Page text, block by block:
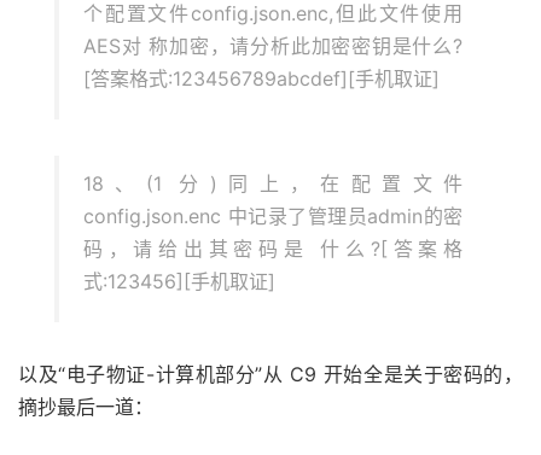
个配置文件config.json.enc,但此文件使用
AES对 称加密，请分析此加密密钥是什么?
[答案格式:123456789abcdef][手机取证]
18、(1 分)同上，在配置文件
config.json.enc 中记录了管理员admin的密
码，请给出其密码是 什么?[答案格
式:123456][手机取证]
以及“电子物证-计算机部分”从 C9 开始全是关于密码的，
摘抄最后一道：